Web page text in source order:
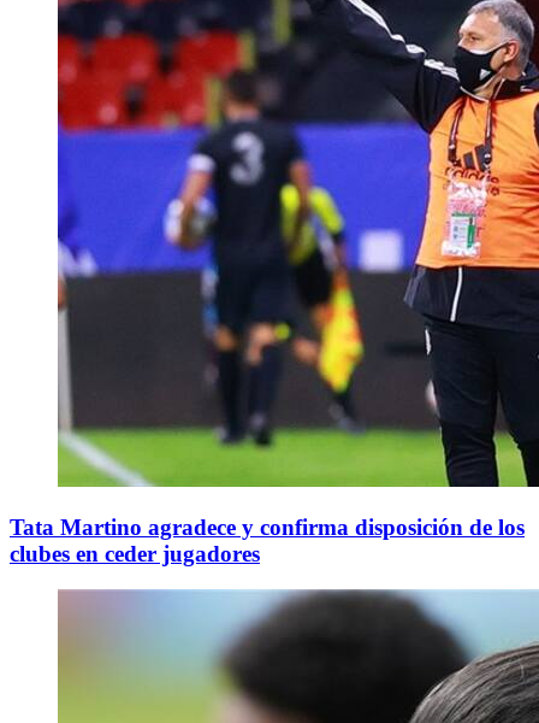
Tata Martino agradece y confirma disposición de los
clubes en ceder jugadores